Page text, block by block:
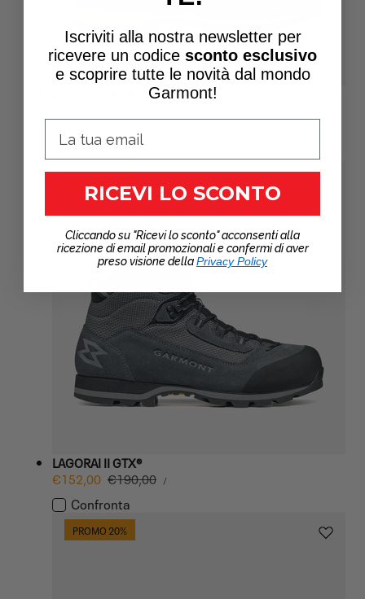
PREZZO
UNITARIO
Confronta
LAGORAI II GTX®
Prezzo
di
vendita
€152,00 Prezzo
€190,00 UNITARIO
/PER
Confronta
PROMO 20%
Iscriviti alla nostra newsletter per
ricevere un codice sconto esclusivo
e scoprire tutte le novità dal mondo
Garmont!
RICEVI LO SCONTO
Cliccando su "Ricevi lo sconto" acconsenti alla
ricezione di email promozionali e confermi di aver
preso visione dellaPrivacy Policy